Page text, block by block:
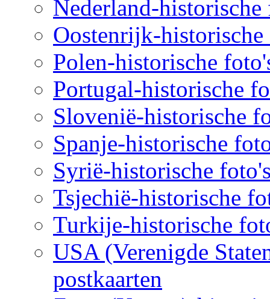
Nederland-historische
Oostenrijk-historische
Polen-historische
Portugal-historische
Slovenië-historische
Spanje-historische
Syrië-historische
Tsjechië-historische
Turkije-historische
USA (Verenigde
postkaarten